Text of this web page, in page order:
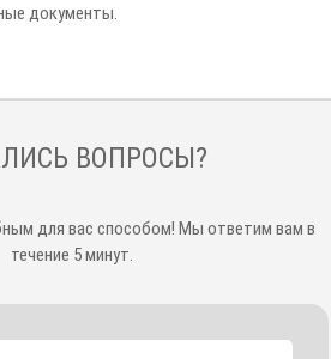
документы.
ВОПРОСЫ?
для вас способом! Мы ответим вам в
течение 5 минут.